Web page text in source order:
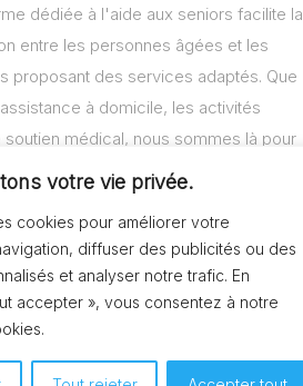
votre vie privée.
cookies pour améliorer votre
diffuser des publicités ou des
et analyser notre trafic. En
accepter », vous consentez à notre
dédiée à l'aide aux seniors facilite la
entre les personnes âgées et les
proposant des services adaptés. Que
à domicile, les activités
médical, nous sommes là pour
les solutions adaptées à vos